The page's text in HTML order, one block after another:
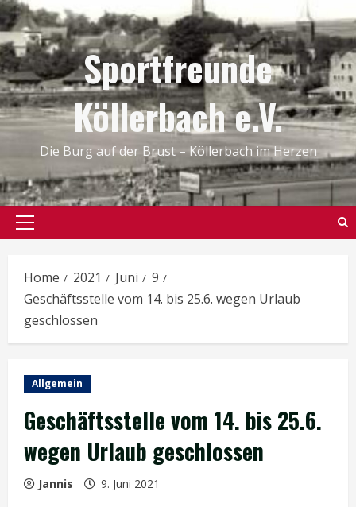
Skip
to
content
Sportfreunde
Köllerbach e.V.
Die Burg auf der Brust – Köllerbach im Herzen
Primary
Home 2021 Juni
9
Geschäftsstelle vom 14. bis 25.6. wegen Urlaub
geschlossen
Allgemein
Geschäftsstelle vom 14. bis 25.6.
wegen Urlaub geschlossen
Jannis 9. Juni 2021